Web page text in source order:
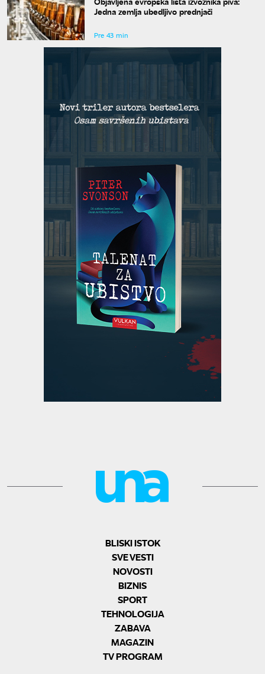
Jedna zemlja ubedljivo prednjači
Pre 43 min
BLISKI ISTOK
SVE VESTI
NOVOSTI
BIZNIS
SPORT
TEHNOLOGIJA
ZABAVA
MAGAZIN
TV PROGRAM